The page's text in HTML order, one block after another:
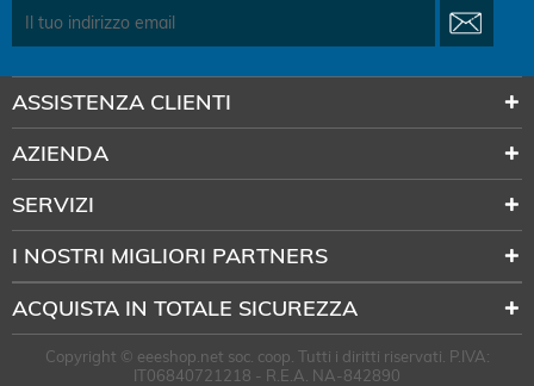
ASSISTENZA CLIENTI
AZIENDA
SERVIZI
I NOSTRI MIGLIORI PARTNERS
ACQUISTA IN TOTALE SICUREZZA
Copyright © eeeshop.net soc. coop. Tutti i diritti riservati. P.IVA:
IT06840721218 - R.E.A. NA-842890